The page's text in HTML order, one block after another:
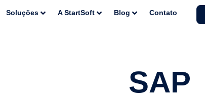
Soluções A StartSoft Blog Contato
SAP